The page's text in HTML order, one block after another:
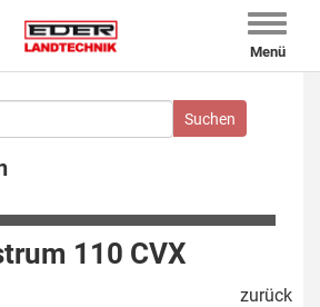
Toggle
Menü
110 CVX
zurück